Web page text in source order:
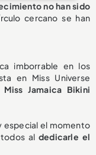
no han sido
cercano se han
imborrable en los
en Miss Universe
Jamaica Bikini
especial el momento
al dedicarle el